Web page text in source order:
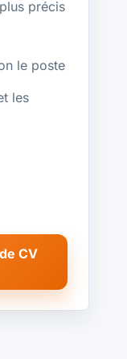
précis
le poste
les
CV